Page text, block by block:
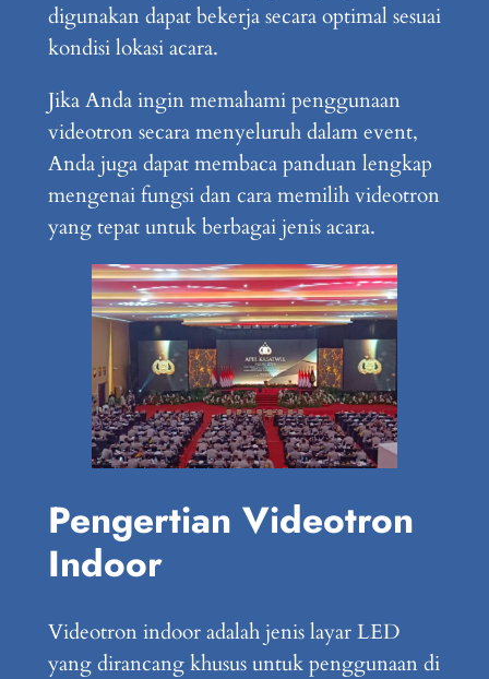
digunakan dapat bekerja secara optimal sesuai
kondisi lokasi acara.
Jika Anda ingin memahami penggunaan
videotron secara menyeluruh dalam event,
Anda juga dapat membaca panduan lengkap
mengenai fungsi dan cara memilih videotron
yang tepat untuk berbagai jenis acara.
Pengertian Videotron
Indoor
Videotron indoor adalah jenis layar LED
yang dirancang khusus untuk penggunaan di